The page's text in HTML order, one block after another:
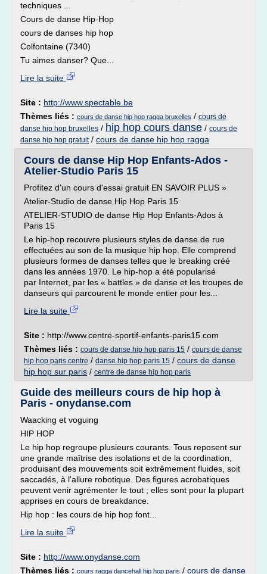
techniques ...
Cours de danse Hip-Hop
cours de danses hip hop
Colfontaine (7340)
Tu aimes danser? Que...
Lire la suite
Site : http://www.spectable.be
Thèmes liés : cours de danse hip hop ragga bruxelles / cours de
danse hip hop bruxelles / hip hop cours danse / cours de
danse hip hop gratuit/ cours de danse hip hop ragga
Cours de danse Hip Hop Enfants-Ados -
Atelier-Studio Paris 15
Profitez d'un cours d'essai gratuit EN SAVOIR PLUS »
Atelier-Studio de danse Hip Hop Paris 15
ATELIER-STUDIO de danse Hip Hop Enfants-Ados à
Paris 15
Le hip-hop recouvre plusieurs styles de danse de rue
effectuées au son de la musique hip hop. Elle comprend
plusieurs formes de danses telles que le breaking créé
dans les années 1970. Le hip-hop a été popularisé
par Internet, par les « battles » de danse et les troupes de
danseurs qui parcourent le monde entier pour les...
Lire la suite
Site : http://www.centre-sportif-enfants-paris15.com
Thèmes liés : cours de danse hip hop paris 15 / cours de danse
hip hop paris centre / danse hip hop paris 15 / cours de danse
hip hop sur paris / centre de danse hip hop paris
Guide des meilleurs cours de hip hop à
Paris - onydanse.com
Waacking et voguing
HIP HOP
Le hip hop regroupe plusieurs courants. Tous reposent sur
une grande maîtrise des isolations et de la coordination,
produisant des mouvements soit extrêmement fluides, soit
saccadés, à l'allure robotique. Des figures acrobatiques
peuvent venir agrémenter le tout ; elles sont pour la plupart
apprises en cours de breakdance.
Hip hop : les cours de hip hop font...
Lire la suite
Site : http://www.onydanse.com
Thèmes liés : cours ragga dancehall hip hop paris / cours de danse